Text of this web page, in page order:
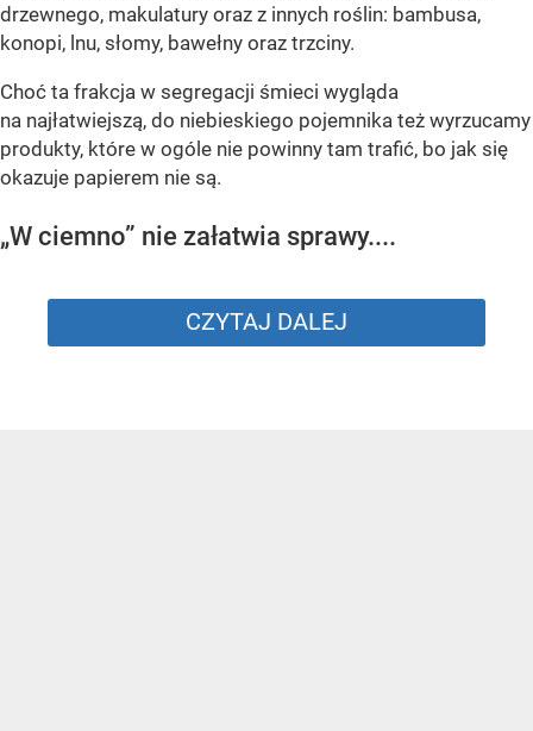
drzewnego, makulatury oraz z innych roślin: bambusa,
konopi, lnu, słomy, bawełny oraz trzciny.
Choć ta frakcja w segregacji śmieci wygląda
na najłatwiejszą, do niebieskiego pojemnika też wyrzucamy
produkty, które w ogóle nie powinny tam trafić, bo jak się
okazuje papierem nie są.
„W ciemno” nie załatwia sprawy....
CZYTAJ DALEJ